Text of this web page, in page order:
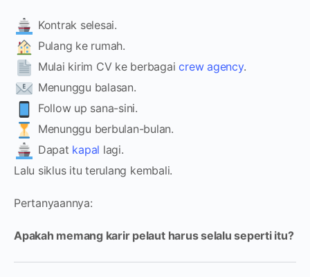
Kontrak selesai.
Pulang ke rumah.
Mulai kirim CV ke berbagaicrew agency.
Menunggu balasan.
Follow up sana-sini.
Menunggu berbulan-bulan.
Dapat kapal lagi.
Lalu siklus itu terulang kembali.
Pertanyaannya:
Apakah memang karir pelaut harus selalu seperti itu?